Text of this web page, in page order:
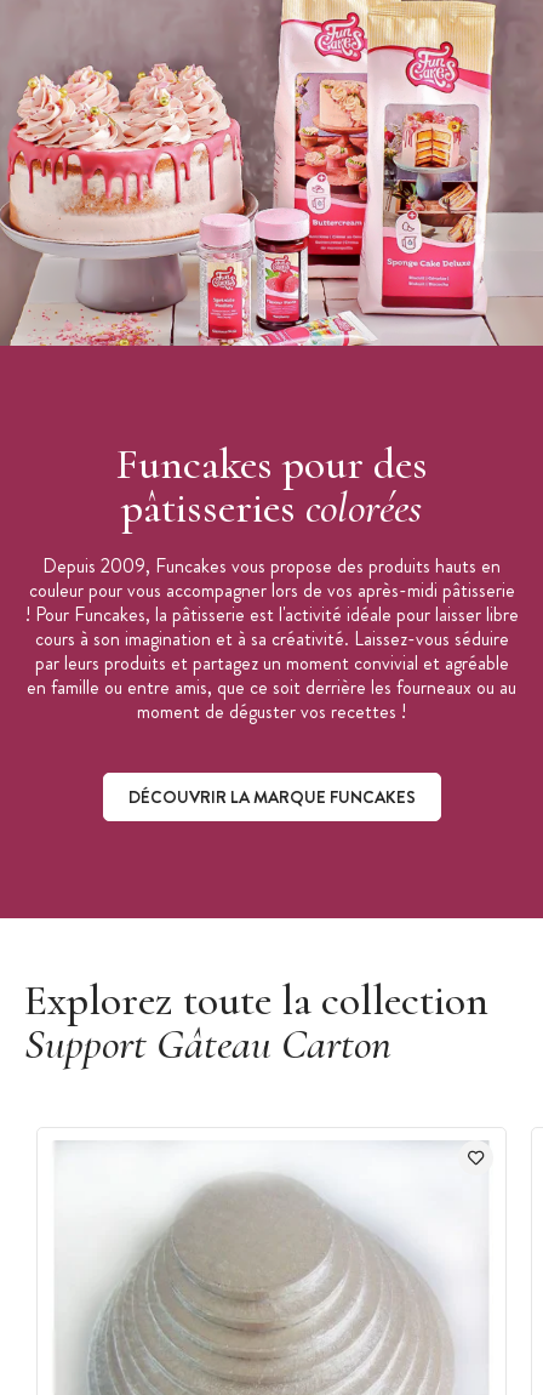
Funcakes pour des
pâtisseries colorées
Depuis 2009, Funcakes vous propose des produits hauts en
couleur pour vous accompagner lors de vos après-midi pâtisserie
! Pour Funcakes, la pâtisserie est l'activité idéale pour laisser libre
cours à son imagination et à sa créativité. Laissez-vous séduire
par leurs produits et partagez un moment convivial et agréable
en famille ou entre amis, que ce soit derrière les fourneaux ou au
moment de déguster vos recettes !
DÉCOUVRIR LA MARQUE FUNCAKES
Explorez toute la collection
Support Gâteau Carton